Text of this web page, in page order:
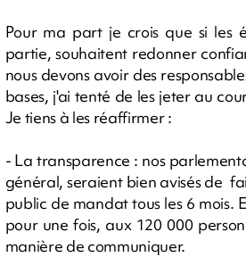
Pour ma part je crois que si les
partie, souhaitent redonner
nous devons avoir des
bases, j'ai tenté de les jeter au
Je tiens à les réaffirmer :
- La transparence : nos
général, seraient bien avisés de
public de mandat tous les 6 mois.
pour une fois, aux 120 000
manière de communiquer.